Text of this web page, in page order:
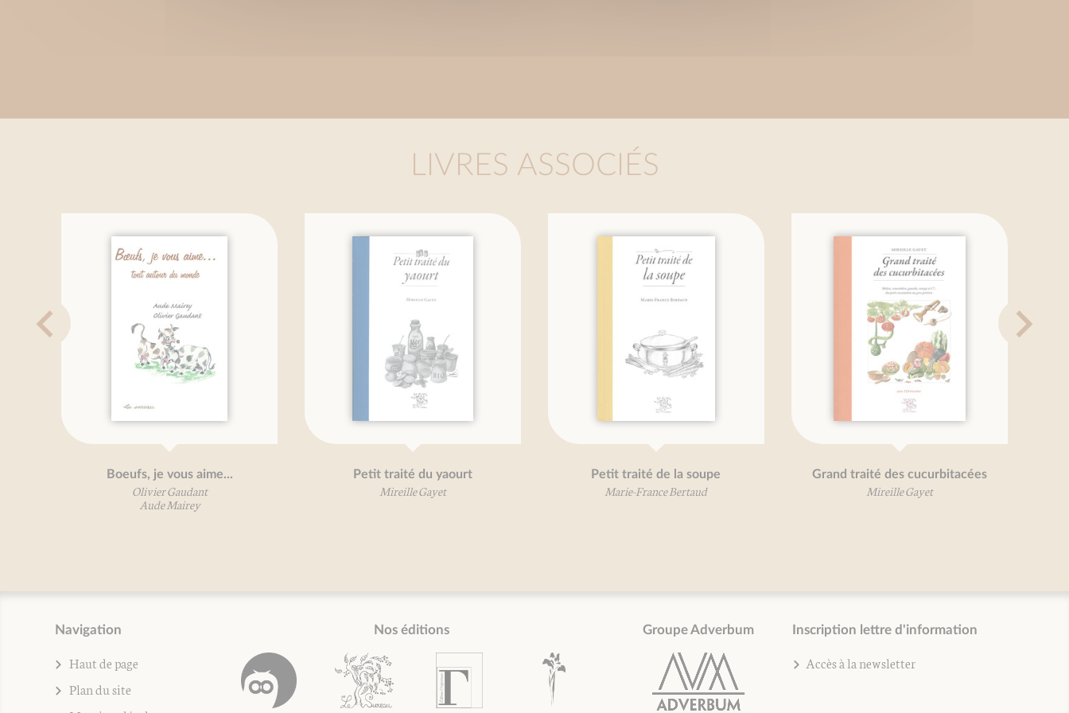
LIVRES ASSOCIÉS
Petit traité du yaourt Petit traité de la soupe Grand traité des cucurbitacées Petit traité de la
Navigation
Haut de page
Plan du site
Nos éditions Groupe Adverbum Inscription lettre d'information
Accès à la newsletter